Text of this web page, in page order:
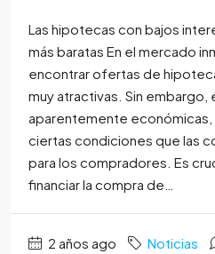
Las hipotecas con bajos
más baratas En el mercado
encontrar ofertas de
muy atractivas. Sin embargo,
aparentemente
ciertas condiciones que las
para los compradores. Es
financiar la compra de…
2 años ago Noticias